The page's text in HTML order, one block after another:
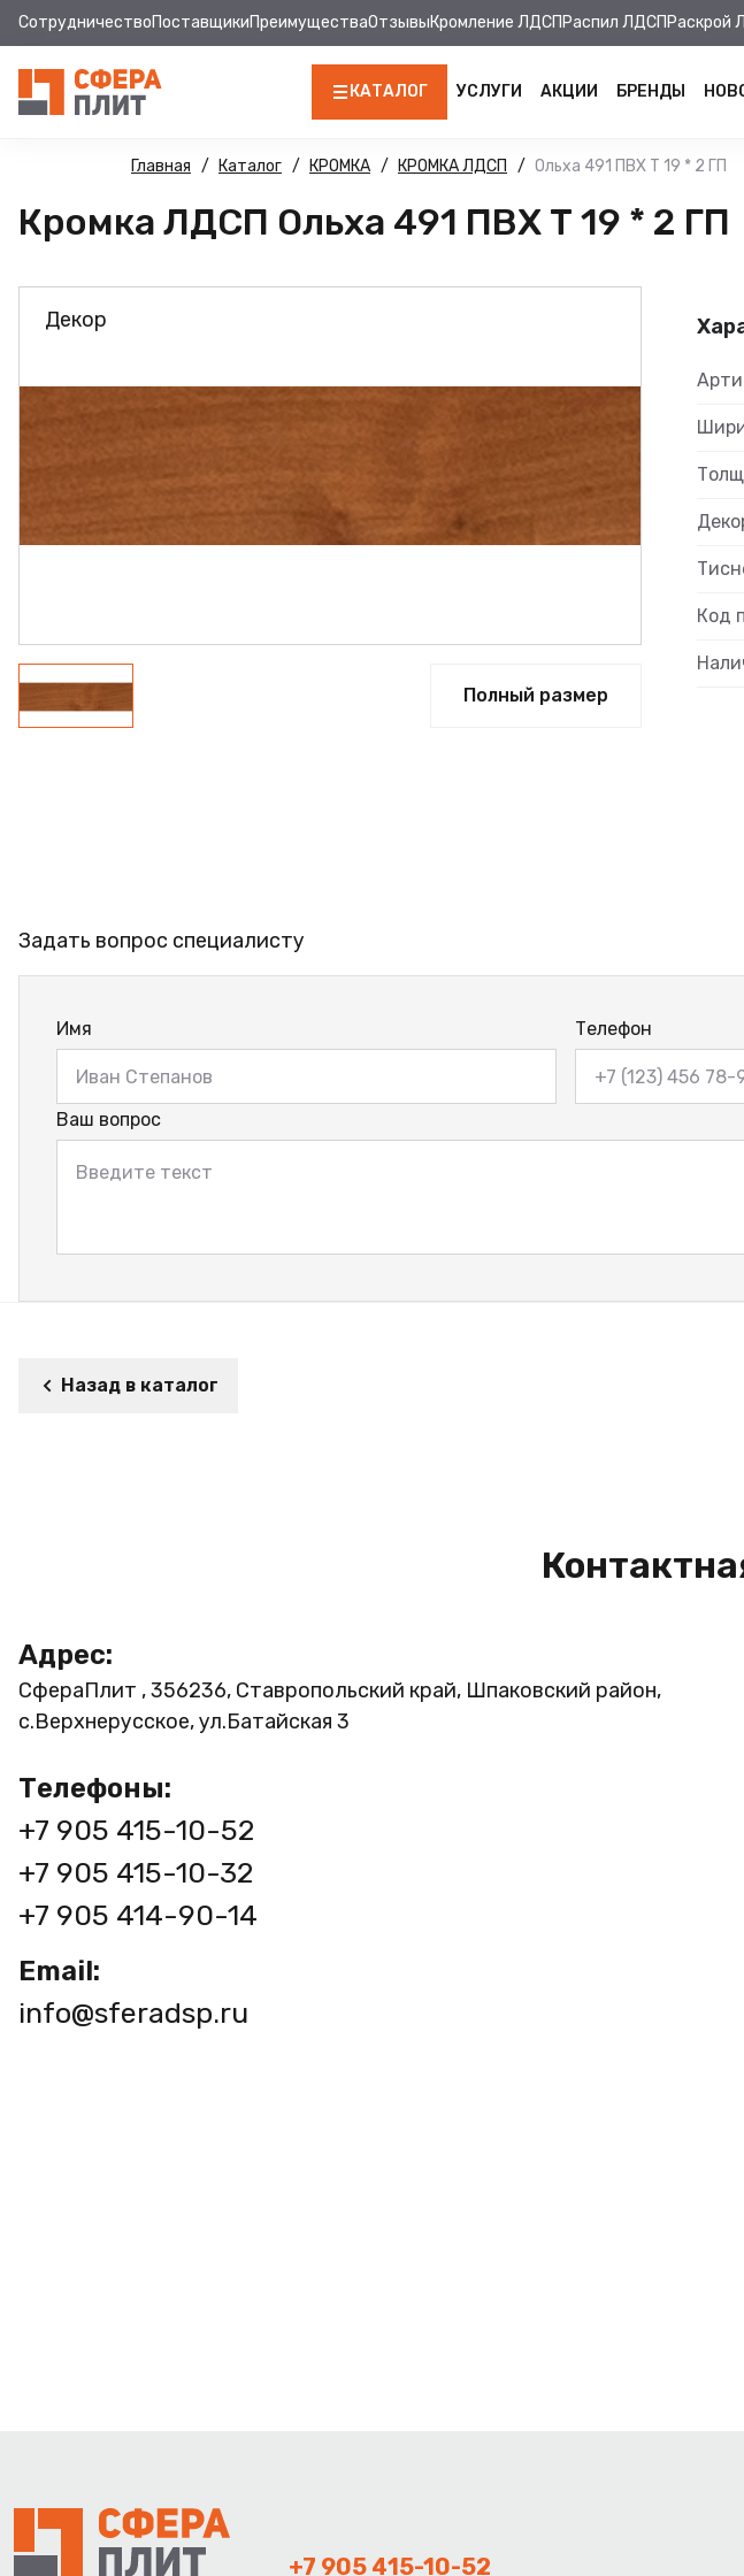
СотрудничествоПоставщикиПреимуществаОтзывыКромление ЛДСП Распил ЛДСП Раскрой
КАТАЛОГ
ЛДСП
КРОМКА
ФАНЕРА
УСЛУГИ АКЦИИ БРЕНДЫ
Главная Каталог КРОМКА КРОМКА ЛДСП Ольха 491 ПВХ Т 19 * 2 ГП
Кромка ЛДСП Ольха 491 ПВХ Т 19 * 2 ГП
Декор
Полный размер
Код
Задать вопрос специалисту
Имя Телефон
Ваш вопрос
Назад в каталог
Адрес:
СфераПлит , 356236, Ставропольский край, Шпаковский район,
с.Верхнерусское, ул.Батайская 3
Телефоны:
+7 905 415-10-52
+7 905 415-10-32
+7 905 414-90-14
Email:
info@sferadsp.ru
+7 905 415-10-52